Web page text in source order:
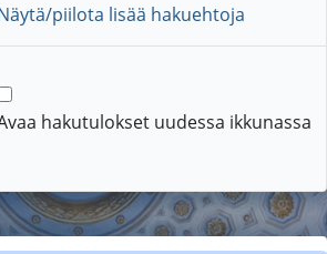
piilota lisää hakuehtoja
hakutulokset uudessa ikkunassa